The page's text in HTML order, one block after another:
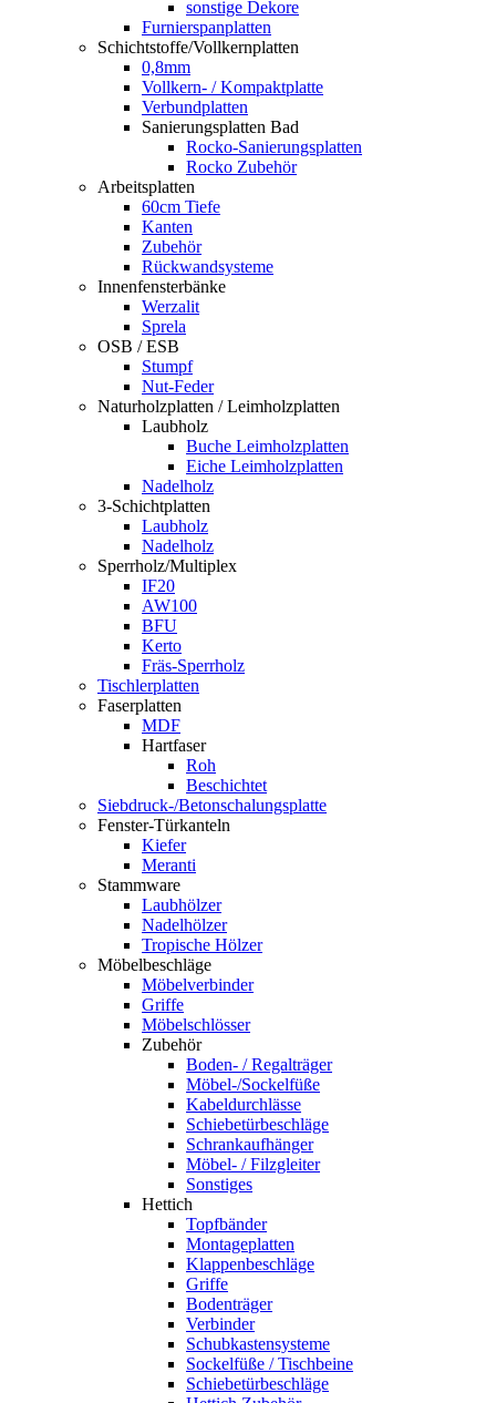
sonstige Dekore
Furnierspanplatten
Schichtstoffe/Vollkernplatten
0,8mm
Vollkern- / Kompaktplatte
Verbundplatten
Sanierungsplatten Bad
Rocko-Sanierungsplatten
Rocko Zubehör
Arbeitsplatten
60cm Tiefe
Kanten
Zubehör
Rückwandsysteme
Innenfensterbänke
Werzalit
Sprela
OSB / ESB
Stumpf
Nut-Feder
Naturholzplatten / Leimholzplatten
Laubholz
Buche Leimholzplatten
Eiche Leimholzplatten
Nadelholz
3-Schichtplatten
Laubholz
Nadelholz
Sperrholz/Multiplex
IF20
AW100
BFU
Kerto
Fräs-Sperrholz
Tischlerplatten
Faserplatten
MDF
Hartfaser
Roh
Beschichtet
Siebdruck-/Betonschalungsplatte
Fenster-Türkanteln
Kiefer
Meranti
Stammware
Laubhölzer
Nadelhölzer
Tropische Hölzer
Möbelbeschläge
Möbelverbinder
Griffe
Möbelschlösser
Zubehör
Boden- / Regalträger
Möbel-/Sockelfüße
Kabeldurchlässe
Schiebetürbeschläge
Schrankaufhänger
Möbel- / Filzgleiter
Sonstiges
Hettich
Topfbänder
Montageplatten
Klappenbeschläge
Griffe
Bodenträger
Verbinder
Schubkastensysteme
Sockelfüße / Tischbeine
Schiebetürbeschläge